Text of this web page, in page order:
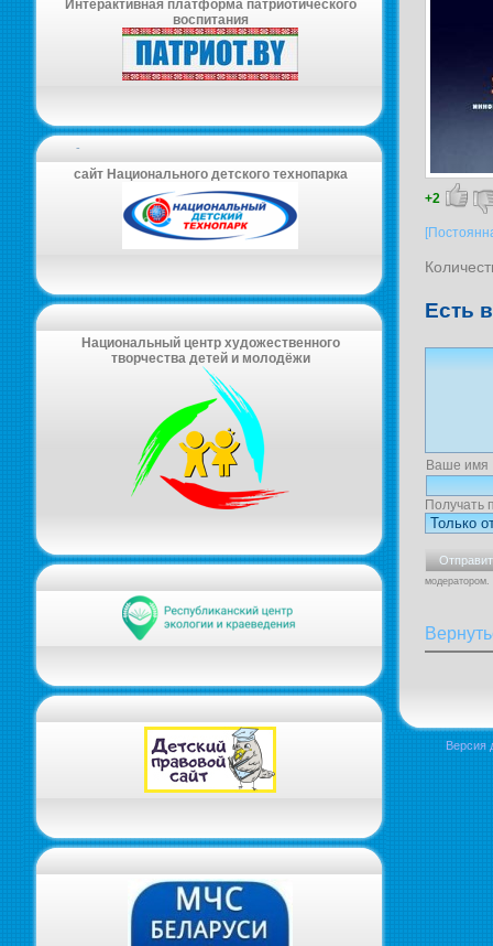
Интерактивная платформа патриотического
воспитания
-
сайт Национального детского технопарка
Национальный центр художественного
творчества детей и молодёжи
+2
Есть
Ваше имя
Получать
модератором.
Версия